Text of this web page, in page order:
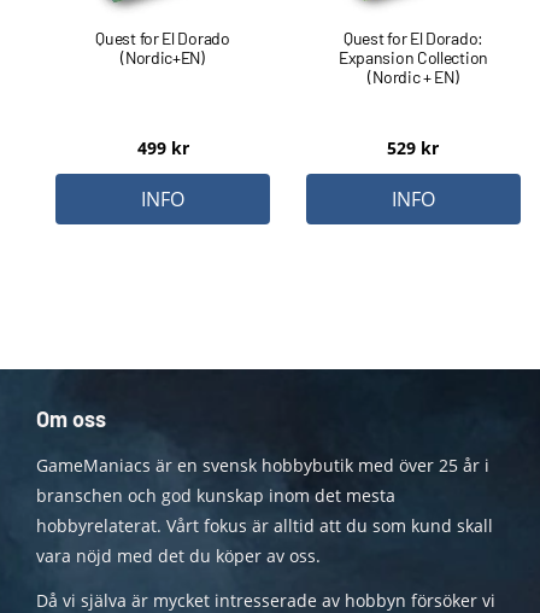
Quest for El Dorado
(Nordic+EN)
499kr
INFO
Quest for El Dorado:
Expansion Collection
(Nordic + EN)
529 kr
INFO
Om oss
GameManiacs är en svensk hobbybutik med över 25 år i
branschen och god kunskap inom det mesta
hobbyrelaterat. Vårt fokus är alltid att du som kund skall
vara nöjd med det du köper av oss.
Då vi själva är mycket intresserade av hobbyn försöker vi